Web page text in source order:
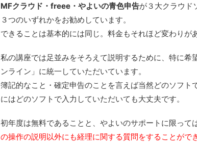
MFクラウド・freee・やよいの青色申告が３大クラウド
３つのいずれかをお勧めしています。
できることは基本的には同じ。料金もそれほど変わりが
私の講座では足並みをそろえて説明するために、特に希
ンライン」に統一していただいています。
簿記的なこと・確定申告のことを言えば当然どのソフト
にはどのソフトで入力していただいても大丈夫です。
初年度は無料であることと、やよいのサポートに限って
の操作の説明以外にも経理に関する質問をすることがで